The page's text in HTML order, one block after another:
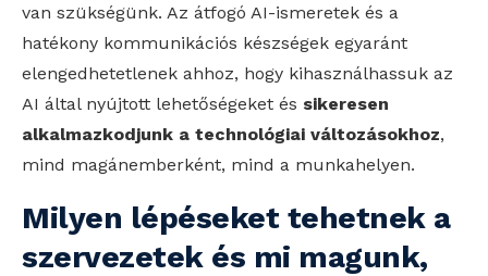
van szükségünk. Az átfogó AI-ismeretek és a
hatékony kommunikációs készségek egyaránt
elengedhetetlenek ahhoz, hogy kihasználhassuk az
AI által nyújtott lehetőségeket és sikeresen
alkalmazkodjunk a technológiai változásokhoz,
mind magánemberként, mind a munkahelyen.
Milyen lépéseket tehetnek a
szervezetek és mi magunk,